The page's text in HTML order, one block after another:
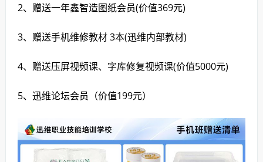
2、赠送一年鑫智造图纸会员(价值369元)
3、赠送手机维修教材 3本(迅维内部教材)
4、赠送压屏视频课、字库修复视频课(价值5000元)
5、迅维论坛会员（价值199元）